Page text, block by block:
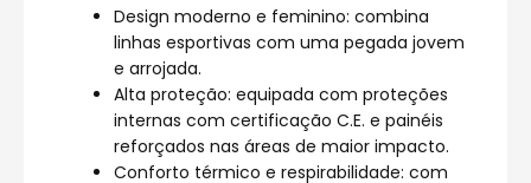
Design moderno e feminino: combina
linhas esportivas com uma pegada jovem
e arrojada.
Alta proteção: equipada com proteções
internas com certificação C.E. e painéis
reforçados nas áreas de maior impacto.
Conforto térmico e respirabilidade: com